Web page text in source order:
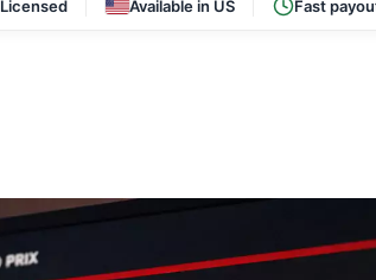
Licensed Available in US Fast